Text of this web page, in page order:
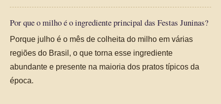
Por que o milho é o ingrediente principal das Festas Juninas?
Porque julho é o mês de colheita do milho em várias
regiões do Brasil, o que torna esse ingrediente
abundante e presente na maioria dos pratos típicos da
época.